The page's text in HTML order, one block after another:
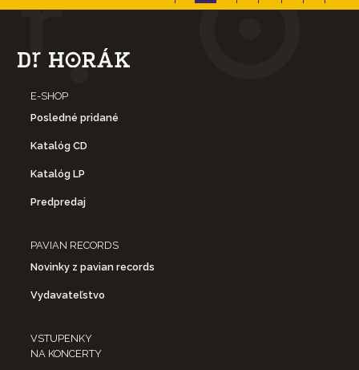
E-SHOP
Posledné pridané
Katalóg CD
Katalóg LP
Predpredaj
PAVIAN RECORDS
Novinky z pavian records
Vydavateľstvo
VSTUPENKY
NA KONCERTY